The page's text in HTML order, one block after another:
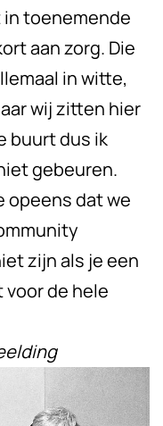
toenemende
aan zorg. Die
in witte,
wij zitten hier
buurt dus ik
gebeuren.
opeens dat we
zijn als je een
de hele